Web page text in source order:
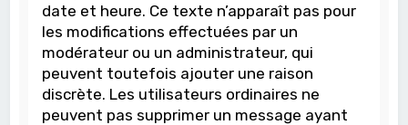
date et heure. Ce texte n’apparaît pas pour
les modifications effectuées par un
modérateur ou un administrateur, qui
peuvent toutefois ajouter une raison
discrète. Les utilisateurs ordinaires ne
peuvent pas supprimer un message ayant